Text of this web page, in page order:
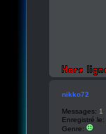
nikko72
Messages: 1
Enregistré le:
Genre: